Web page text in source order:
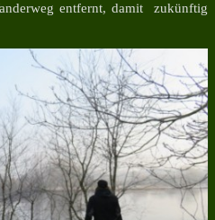
entfernt, damit zukünftig